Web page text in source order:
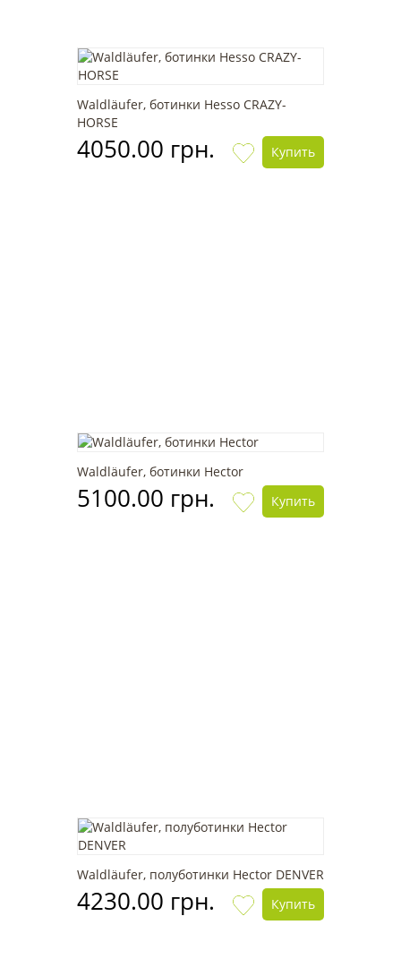
Waldläufer, ботинки Hesso CRAZY-
HORSE
4050.00 грн. Купить
Waldläufer, ботинки Hector
5100.00 грн. Купить
Waldläufer, полуботинки Hector DENVER
4230.00 грн. Купить